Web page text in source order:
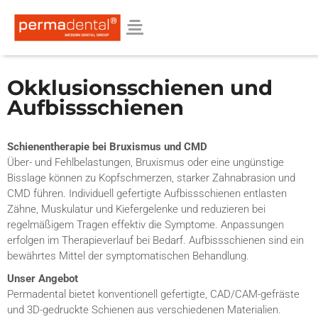
Okklusionsschienen und
Aufbissschienen
Schienentherapie bei Bruxismus und CMD
Über- und Fehlbelastungen, Bruxismus oder eine ungünstige
Bisslage können zu Kopfschmerzen, starker Zahnabrasion und
CMD führen. Individuell gefertigte Aufbissschienen entlasten
Zähne, Muskulatur und Kiefergelenke und reduzieren bei
regelmäßigem Tragen effektiv die Symptome. Anpassungen
erfolgen im Therapieverlauf bei Bedarf. Aufbissschienen sind ein
bewährtes Mittel der symptomatischen Behandlung.
Unser Angebot
Permadental bietet konventionell gefertigte, CAD/CAM-gefräste
und 3D-gedruckte Schienen aus verschiedenen Materialien.